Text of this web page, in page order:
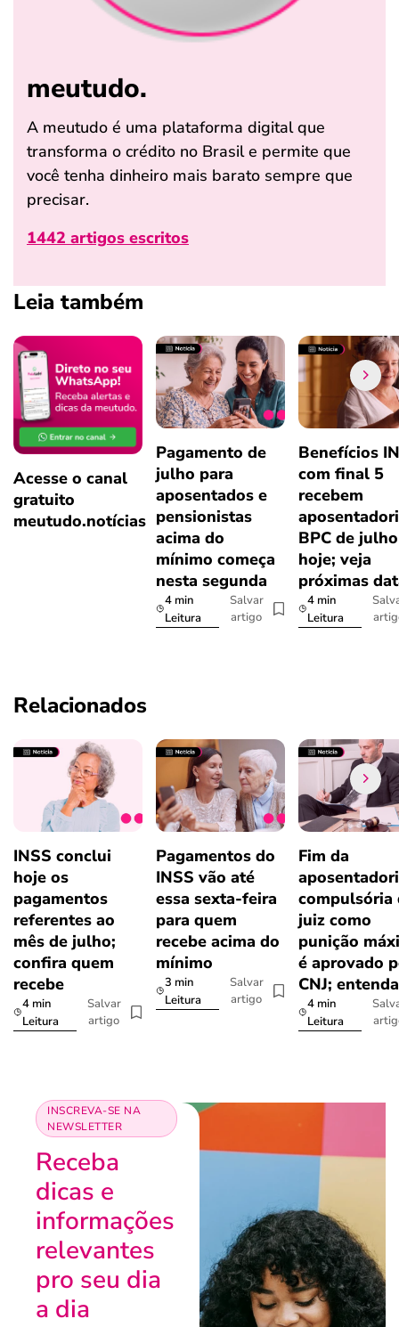
meutudo.
A meutudo é uma plataforma digital que
transforma o crédito no Brasil e permite que
você tenha dinheiro mais barato sempre que
precisar.
1442 artigos escritos
Leia também
Acesse o canal
gratuito
meutudo.notícias
Pagamento de
julho para
aposentados e
pensionistas
acima do
mínimo começa
nesta segunda
4 min
Leitura
Salvar
artigo
Benefícios
com final 5
recebem
BPC de julho
hoje; veja
próximas
4 min
Leitura
Relacionados
INSS conclui
hoje os
pagamentos
referentes ao
mês de julho;
confira quem
recebe
4 min
Leitura
Salvar
artigo
Pagamentos do
INSS vão até
essa sexta-feira
para quem
recebe acima do
mínimo
3 min
Leitura
Salvar
artigo
Fim da
compulsória
juiz como
punição
é aprovado
CNJ; entenda
4 min
Leitura
INSCREVA-SE NA
NEWSLETTER
Receba
dicas e
informações
relevantes
pro seu dia
a dia